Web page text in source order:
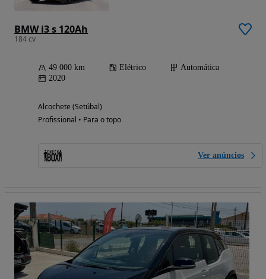
BMW i3 s 120Ah
184 cv
49 000 km Elétrico
Automática
2020
Alcochete (Setúbal)
Profissional • Para o topo
Ver anúncios